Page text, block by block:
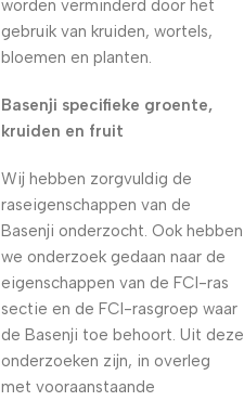
worden verminderd door het
gebruik van kruiden, wortels,
bloemen en planten.
Basenji specifieke groente,
kruiden en fruit
Wij hebben zorgvuldig de
raseigenschappen van de
Basenji onderzocht. Ook hebben
we onderzoek gedaan naar de
eigenschappen van de FCI-ras
sectie en de FCI-rasgroep waar
de Basenji toe behoort. Uit deze
onderzoeken zijn, in overleg
met vooraanstaande